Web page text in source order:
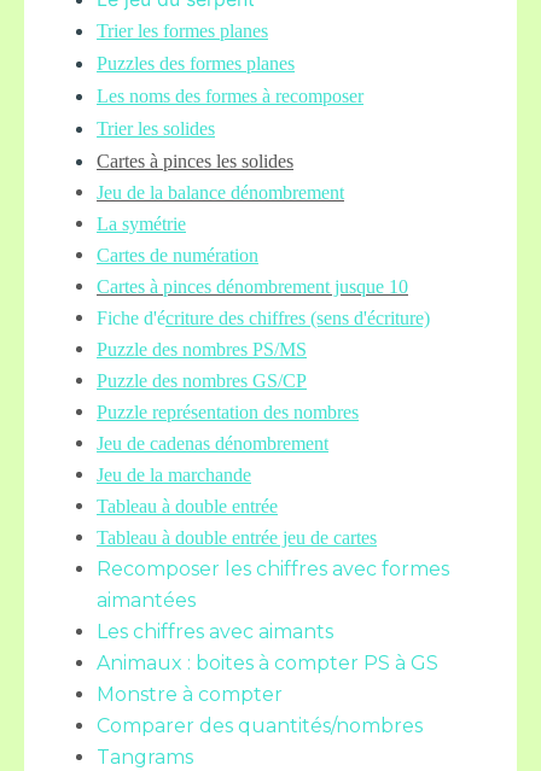
Trier les formes planes
Puzzles des formes planes
Les noms des formes à recomposer
Trier les solides
Cartes à pinces les solides
Jeu de la balance dénombrement
La symétrie
Cartes de numération
Cartes à pinces dénombrement jusque 10
Fiche d'écriture des chiffres (sens d'écriture)
Puzzle des nombres PS/MS
Puzzle des nombres GS/CP
Puzzle représentation des nombres
Jeu de cadenas dénombrement
Jeu de la marchande
Tableau à double entrée
Tableau à double entrée jeu de cartes
Recomposer les chiffres avec formes
aimantées
Les chiffres avec aimants
Animaux : boites à compter PS à GS
Monstre à compter
Comparer des quantités/nombres
Tangrams